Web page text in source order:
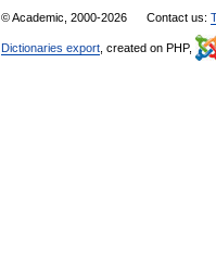
© Academic, 2000-2026 Contact us:
Dictionaries export , created on PHP,